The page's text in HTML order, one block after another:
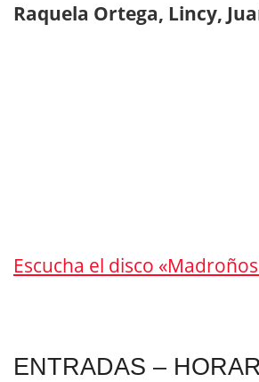
Raquela Ortega, Lincy,
Escucha el disco
ENTRADAS –